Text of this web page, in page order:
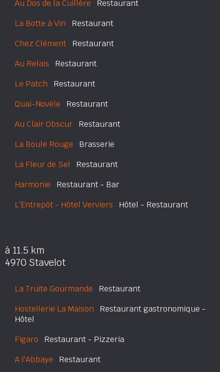
Au Dos de la Cuillère Restaurant
La Botte à Vin Restaurant
Chez Clément Restaurant
Au Relais Restaurant
Le Patch Restaurant
Quai-Novèle Restaurant
Au Clair Obscur Restaurant
La Boule Rouge Brasserie
La Fleur de Sel Restaurant
Harmonie Restaurant - Bar
L'Entrepôt - Hôtel Verviers Hôtel - Restaurant
à 11.5 km
4970 Stavelot
La Truite Gourmande Restaurant
Hostellerie La Maison Restaurant gastronomique -
Hôtel
Figaro Restaurant - Pizzeria
A l'Abbaye Restaurant